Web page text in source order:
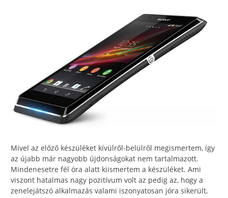
Mivel az előző készüléket kívülről-belülről megismertem, így
az újabb már nagyobb újdonságokat nem tartalmazott.
Mindenesetre fél óra alatt kiismertem a készüléket. Ami
viszont hatalmas nagy pozitívum volt az pedig az, hogy a
zenelejátszó alkalmazás valami iszonyatosan jóra sikerült,